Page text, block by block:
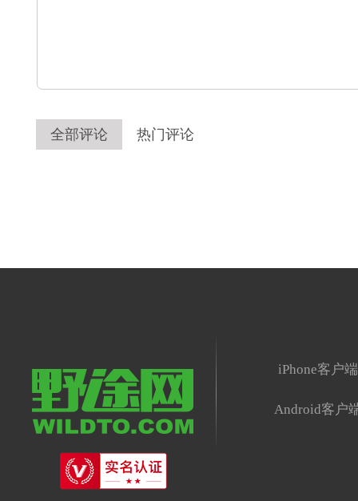
全部评论 热门评论
iPhone客户端
Android客户